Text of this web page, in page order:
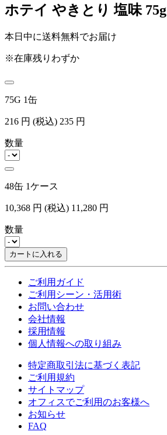
ホテイ やきとり 塩味 75g
本日中に送料無料でお届け
※在庫残りわずか
75G 1缶
216 円 (税込) 235 円
数量
48缶 1ケース
10,368 円 (税込) 11,280 円
数量
カートに入れる
ご利用ガイド
ご利用シーン・活用術
お問い合わせ
会社情報
採用情報
個人情報への取り組み
特定商取引法に基づく表記
ご利用規約
サイトマップ
オフィスでご利用のお客様へ
お知らせ
FAQ